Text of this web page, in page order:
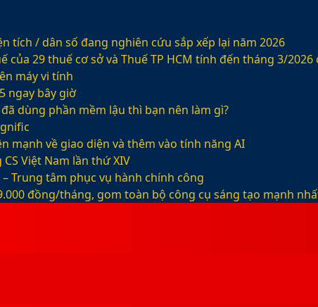
tích / dân số đang nghiên cứu sắp xếp lại năm 2026
29 thuế cơ sở và Thuế TP HCM tính đến tháng 3/2026
máy vi tính
ngay bây giờ
dùng phần mềm lậu thì bạn nên làm gì?
mạnh về giao diện và thêm vào tính năng AI
Việt Nam lần thứ XIV
Trung tâm phục vụ hành chính công
đồng/tháng, gom toàn bộ công cụ sáng tạo mạnh